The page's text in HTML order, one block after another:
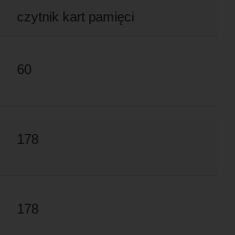
czytnik kart pamięci
60
178
178